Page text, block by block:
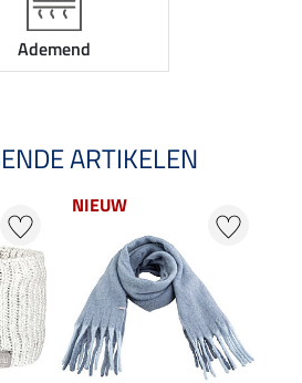
Ademend
ARTIKELEN
NIEUW